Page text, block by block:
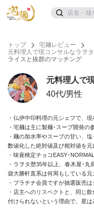
トップ
宅麺レビュー
元料理人で現コンサルなラヲ
ライスと抜群のマッチング
元料理人で
40代/男性
・仏伊中印料理の元シェフで、
・宅麺は主に製麺･スープ開発の
・麺の加水率やスープの甘い、
数値化した絶対値及び相対値を
・味覚検定チョコEASY･
・ラヲタ歴35年以上、春木屋･
袋大勝軒直系は何周もしている元
・プラチナ会員ですが抽選販売
・店主へのリスペクトと、同じ
付けられないという理由で、星